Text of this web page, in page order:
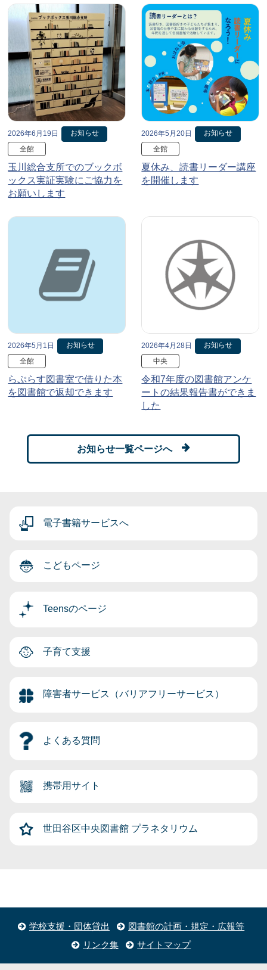
2026年6月19日
お知らせ
全館
玉川総合支所でのブックボ
ックス実証実験にご協力を
お願いします
2026年5月20日
お知らせ
全館
夏休み、読書リーダー講座
を開催します
2026年5月1日
お知らせ
全館
らぷらす図書室で借りた本
を図書館で返却できます
2026年4月28日
お知らせ
中央
令和7年度の図書館アンケ
ートの結果報告書ができま
した
お知らせ一覧ページへ
電子書籍サービスへ
こどもページ
Teensのページ
子育て支援
障害者サービス（バリアフリーサービス）
よくある質問
携帯用サイト
世田谷区中央図書館 プラネタリウム
学校支援・団体貸出
図書館の計画・規定・広報等
リンク集
サイトマップ